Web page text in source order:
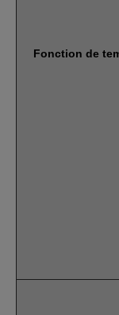
Fonction de